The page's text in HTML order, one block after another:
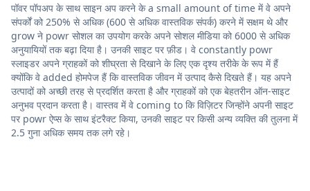
पॉवर पॉपअप के साथ साइन अप करने के a small amount of time में वे अपने
संपर्कों को 250% से अधिक (600 से अधिक वास्तविक संपर्क) करने में सक्षम थे और
grow ने powr सोशल का उपयोग करके अपने सोशल मीडिया को 6000 से अधिक
अनुयायियों तक बढ़ा दिया है। उनकी साइट पर फ़ीड। वे constantly powr
स्लाइडर अपने ग्राहकों को शीघ्रता से दिखाने के लिए एक दृश्य तरीके के रूप में हैं
क्योंकि वे added होमपेज हैं कि वास्तविक जीवन में उत्पाद कैसे दिखते हैं। यह अपने
उत्पादों को अच्छी तरह से प्रदर्शित करता है और ग्राहकों को एक बेहतरीन ऑन-साइट
अनुभव प्रदान करता है। वास्तव में वे coming to कि विज़िटर जिन्होंने अपनी साइट
पर powr ऐप्स के साथ इंटरैक्ट किया, उनकी साइट पर किसी अन्य व्यक्ति की तुलना में
2.5 गुना अधिक समय तक लगे रहे।